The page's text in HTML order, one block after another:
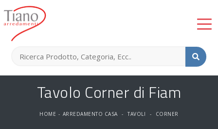
Tavolo Corner di Fiam
HOME - ARREDAMENTO CASA - TAVOLI - CORNER